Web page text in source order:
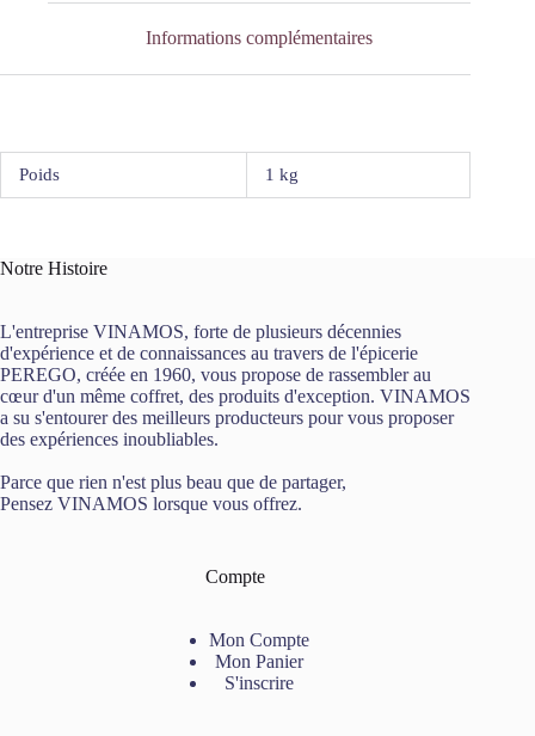
Informations complémentaires
Poids 1 kg
Notre Histoire
L'entreprise VINAMOS, forte de plusieurs décennies
d'expérience et de connaissances au travers de l'épicerie
PEREGO, créée en 1960, vous propose de rassembler au
cœur d'un même coffret, des produits d'exception. VINAMOS
a su s'entourer des meilleurs producteurs pour vous proposer
des expériences inoubliables.
Parce que rien n'est plus beau que de partager,
Pensez VINAMOS lorsque vous offrez.
Compte
Mon Compte
Mon Panier
S'inscrire